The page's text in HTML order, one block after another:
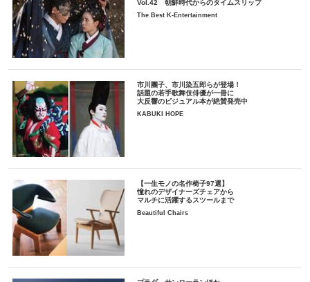
Vol.42 朝鮮時代からのタイムスリップ
The Best K-Entertainment
市川團子、市川染五郎らが登場！
話題の若手歌舞伎俳優が一冊に
大反響のビジュアル本が絶賛発売中
KABUKI HOPE
【一生モノの名作椅子97選】
憧れのデザイナーズチェアから
マルチに活躍するスツールまで
Beautiful Chairs